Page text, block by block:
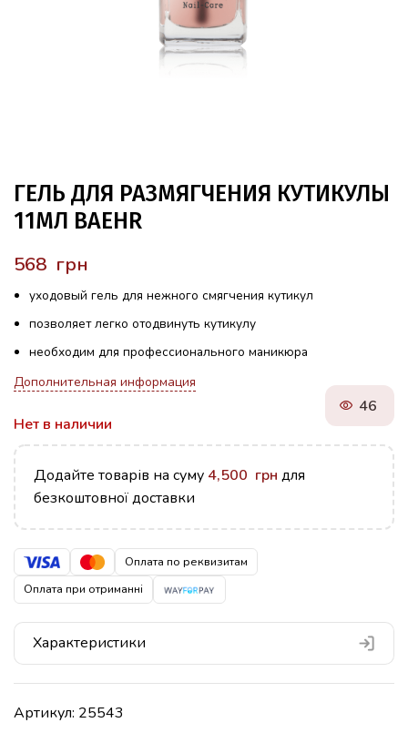
ГЕЛЬ ДЛЯ РАЗМЯГЧЕНИЯ КУТИКУЛЫ
11МЛ BAEHR
грн
уходовый гель для нежного смягчения кутикул
позволяет легко отодвинуть кутикулу
необходим для профессионального маникюра
Дополнительная информация
Нет в наличии
46
Додайте товарів на суму 4,500 грн для
безкоштовної доставки
Оплата по реквизитам
Оплата при отриманні
Характеристики
Артикул: 25543